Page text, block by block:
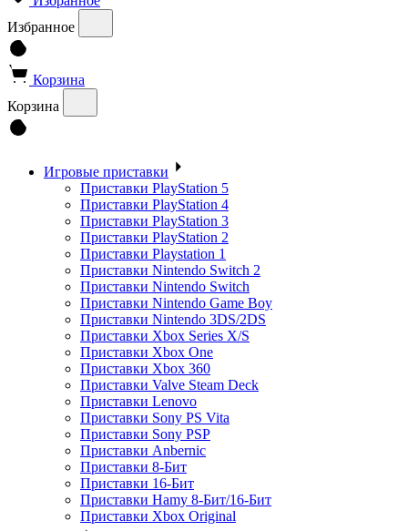
Избранное
Корзина
Корзина
Игровые приставки
Приставки PlayStation 5
Приставки PlayStation 4
Приставки PlayStation 3
Приставки PlayStation 2
Приставки Playstation 1
Приставки Nintendo Switch 2
Приставки Nintendo Switch
Приставки Nintendo Game Boy
Приставки Nintendo 3DS/2DS
Приставки Xbox Series X/S
Приставки Xbox One
Приставки Xbox 360
Приставки Valve Steam Deck
Приставки Lenovo
Приставки Sony PS Vita
Приставки Sony PSP
Приставки Anbernic
Приставки 8-Бит
Приставки 16-Бит
Приставки Hamy 8-Бит/16-Бит
Приставки Xbox Original